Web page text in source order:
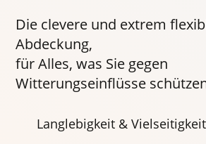
Die clevere und extrem
Abdeckung,
für Alles, was Sie gegen
Witterungseinflüsse
Langlebigkeit & Vielseitigkeit